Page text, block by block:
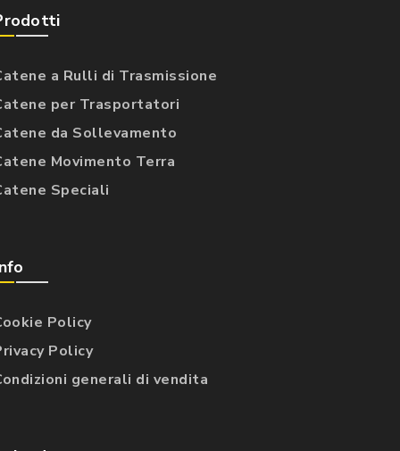
a Rulli di Trasmissione
per Trasportatori
da Sollevamento
Movimento Terra
Speciali
Policy
Policy
generali di vendita